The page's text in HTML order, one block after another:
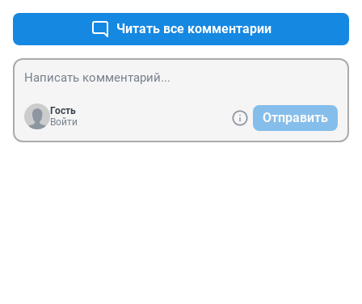
Читать все комментарии
Гость
Войти
Отправить